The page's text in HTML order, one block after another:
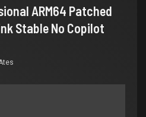
ARM64 Patched
Stable No Copilot